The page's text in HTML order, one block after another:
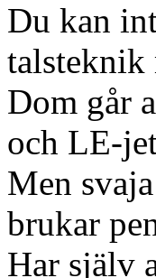
Du kan
talsteknik
Dom går
och LE-
Men
brukar
Har själv